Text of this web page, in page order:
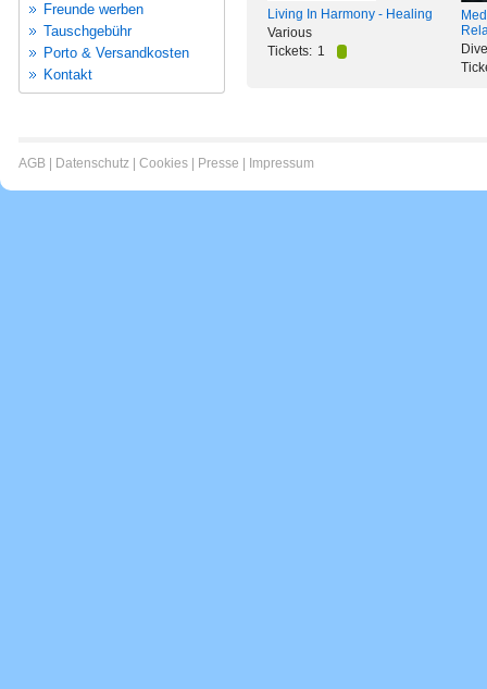
Freunde werben
Tauschgebühr
Porto & Versandkosten
Kontakt
Living In Harmony - Healing
Various
Tickets: 1
AGB Datenschutz Cookies Presse Impressum